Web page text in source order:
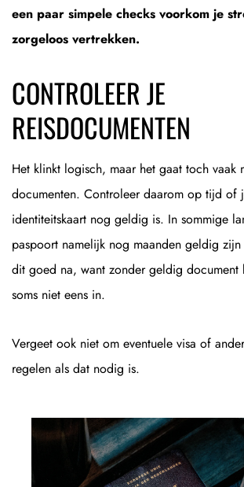
een paar simpele checks voorkom je
zorgeloos vertrekken.
CONTROLEER JE
REISDOCUMENTEN
Het klinkt logisch, maar het gaat toch vaak
documenten. Controleer daarom op tijd of
identiteitskaart nog geldig is. In sommige
paspoort namelijk nog maanden geldig
dit goed na, want zonder geldig document
soms niet eens in.
Vergeet ook niet om eventuele visa of
regelen als dat nodig is.